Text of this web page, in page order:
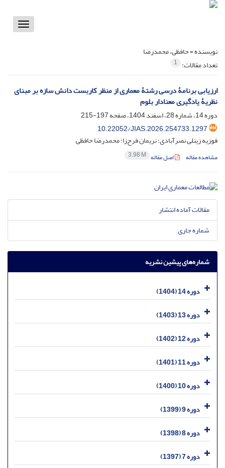
Toggle
نویسنده =حافظی، محمدرضا
تعداد مقالات: 1
ارزیابی برنامۀ درسی رشتۀ معماری از منظر کاربست دانش سازه بر مبنای
نظریۀ یادگیری معنادار بلوم
دوره 14، شماره 28، اسفند 1404، صفحه
197-215
10.22052/JIAS.2026.254733.1297
فوزیه زینلی نصرآبادی؛ نریمان فرح‌زا؛ محمدرضا حافظی
مشاهده مقاله اصل مقاله 3.98 M
مقالات آماده انتشار
شماره جاری
شماره‌های پیشین نشریه
دوره 14 (1404)
دوره 13 (1403)
دوره 12 (1402)
دوره 11 (1401)
دوره 10 (1400)
دوره 9 (1399)
دوره 8 (1398)
دوره 7 (1397)